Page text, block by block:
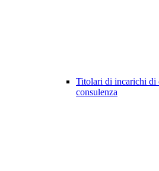
Titolari di incarichi di
consulenza